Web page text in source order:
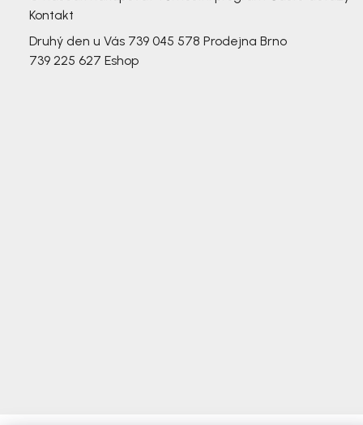
Kontakt
Druhý den u Vás 739 045 578 Prodejna Brno
739 225 627 Eshop